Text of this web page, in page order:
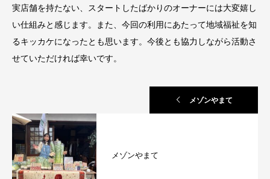
実店舗を持たない、スタートしたばかりのオーナーには大変嬉し
い仕組みと感じます。また、今回の利用にあたって地域福祉を知
るキッカケになったとも思います。今後とも協力しながら活動さ
せていただければ幸いです。
メゾンやまて
メゾンやまて